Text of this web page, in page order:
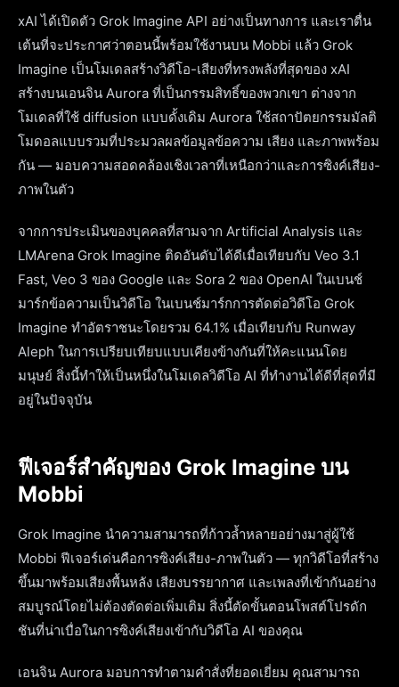
xAI ได้เปิดตัว Grok Imagine API อย่างเป็นทางการ และเราตื่น
เต้นที่จะประกาศว่าตอนนี้พร้อมใช้งานบน Mobbi แล้ว Grok
Imagine เป็นโมเดลสร้างวิดีโอ-เสียงที่ทรงพลังที่สุดของ xAI
สร้างบนเอนจิน Aurora ที่เป็นกรรมสิทธิ์ของพวกเขา ต่างจาก
โมเดลที่ใช้ diffusion แบบดั้งเดิม Aurora ใช้สถาปัตยกรรมมัลติ
โมดอลแบบรวมที่ประมวลผลข้อมูลข้อความ เสียง และภาพพร้อม
กัน — มอบความสอดคล้องเชิงเวลาที่เหนือกว่าและการซิงค์เสียง-
ภาพในตัว
จากการประเมินของบุคคลที่สามจาก Artificial Analysis และ
LMArena Grok Imagine ติดอันดับได้ดีเมื่อเทียบกับ Veo 3.1
Fast, Veo 3 ของ Google และ Sora 2 ของ OpenAI ในเบนช์
มาร์กข้อความเป็นวิดีโอ ในเบนช์มาร์กการตัดต่อวิดีโอ Grok
Imagine ทำอัตราชนะโดยรวม 64.1% เมื่อเทียบกับ Runway
Aleph ในการเปรียบเทียบแบบเคียงข้างกันที่ให้คะแนนโดย
มนุษย์ สิ่งนี้ทำให้เป็นหนึ่งในโมเดลวิดีโอ AI ที่ทำงานได้ดีที่สุดที่มี
อยู่ในปัจจุบัน
ฟีเจอร์สำคัญของ Grok Imagine บน
Mobbi
Grok Imagine นำความสามารถที่ก้าวล้ำหลายอย่างมาสู่ผู้ใช้
Mobbi ฟีเจอร์เด่นคือการซิงค์เสียง-ภาพในตัว — ทุกวิดีโอที่สร้าง
ขึ้นมาพร้อมเสียงพื้นหลัง เสียงบรรยากาศ และเพลงที่เข้ากันอย่าง
สมบูรณ์โดยไม่ต้องตัดต่อเพิ่มเติม สิ่งนี้ตัดขั้นตอนโพสต์โปรดัก
ชันที่น่าเบื่อในการซิงค์เสียงเข้ากับวิดีโอ AI ของคุณ
เอนจิน Aurora มอบการทำตามคำสั่งที่ยอดเยี่ยม คุณสามารถ